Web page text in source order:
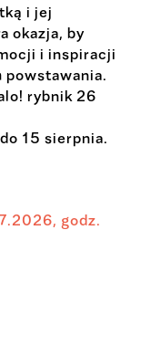
i jej
okazja, by
i inspiracji
rybnik 26
15 sierpnia.
godz.